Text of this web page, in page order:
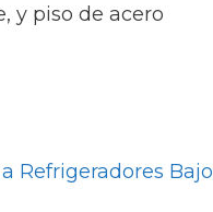
y piso de acero
Refrigeradores Bajo